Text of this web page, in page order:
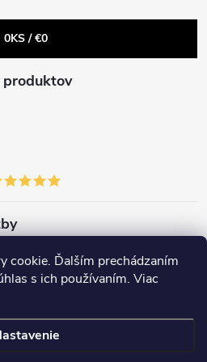
cookie. Ďalším prechádzaním
s ich používaním. Viac
0KS /€0